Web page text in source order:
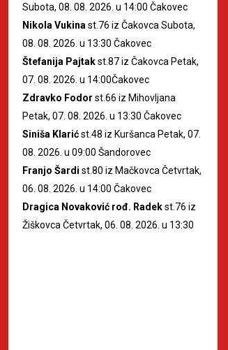
Subota, 08. 08. 2026. u 14:00 Čakovec
Nikola Vukina st.76 iz Čakovca Subota,
08. 08. 2026. u 13:30 Čakovec
Štefanija Pajtakst.87 iz Čakovca Petak,
07. 08. 2026. u 14:00Čakovec
Zdravko Fodor st.66 iz Mihovljana
Petak, 07. 08. 2026. u 13:30 Čakovec
Siniša Klarićst.48 iz Kuršanca Petak, 07.
08. 2026. u 09:00 Šandorovec
Franjo Šardi st.80 iz Mačkovca Četvrtak,
06. 08. 2026. u 14:00 Čakovec
Dragica Novaković rođ. Radekst.76 iz
Žiškovca Četvrtak, 06. 08. 2026. u 13:30